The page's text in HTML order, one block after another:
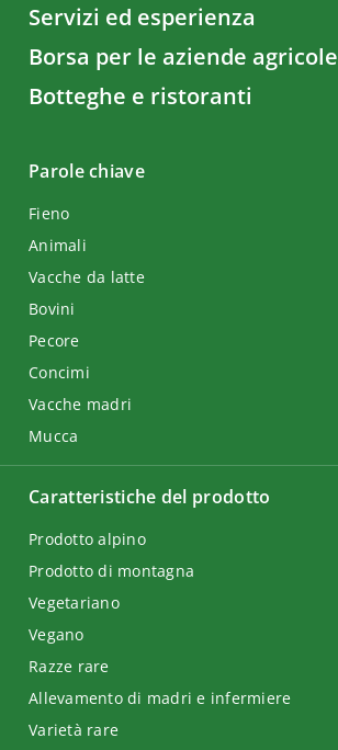
Servizi ed esperienza
Borsa per le aziende agricole
Botteghe e ristoranti
Parole chiave
Fieno
Animali
Vacche da latte
Bovini
Pecore
Concimi
Vacche madri
Mucca
Caratteristiche del prodotto
Prodotto alpino
Prodotto di montagna
Vegetariano
Vegano
Razze rare
Allevamento di madri e infermiere
Varietà rare